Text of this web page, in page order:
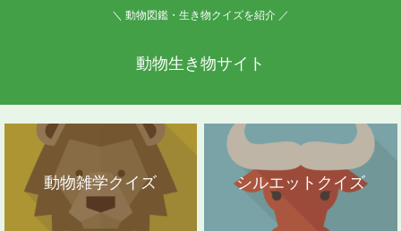
＼ 動物図鑑・生き物クイズを紹介 ／
動物生き物サイト
動物雑学クイズ シルエットクイズ